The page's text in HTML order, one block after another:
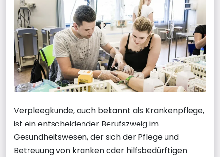
Verpleegkunde, auch bekannt als Krankenpflege,
ist ein entscheidender Berufszweig im
Gesundheitswesen, der sich der Pflege und
Betreuung von kranken oder hilfsbedürftigen